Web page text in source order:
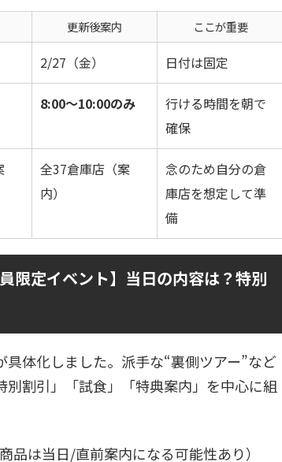
更新後案内 ここが重要
2/27（金） 日付は固定
8:00〜10:00のみ
行ける時間を朝で
確保
全37倉庫店（案
内）
念のため自分の倉
庫店を想定して準
備
限定イベント】当日の内容は？特別
体化しました。派手な“裏側ツアー”など
割引」「試食」「特典案内」を中心に組
商品は当日/直前案内になる可能性あり）